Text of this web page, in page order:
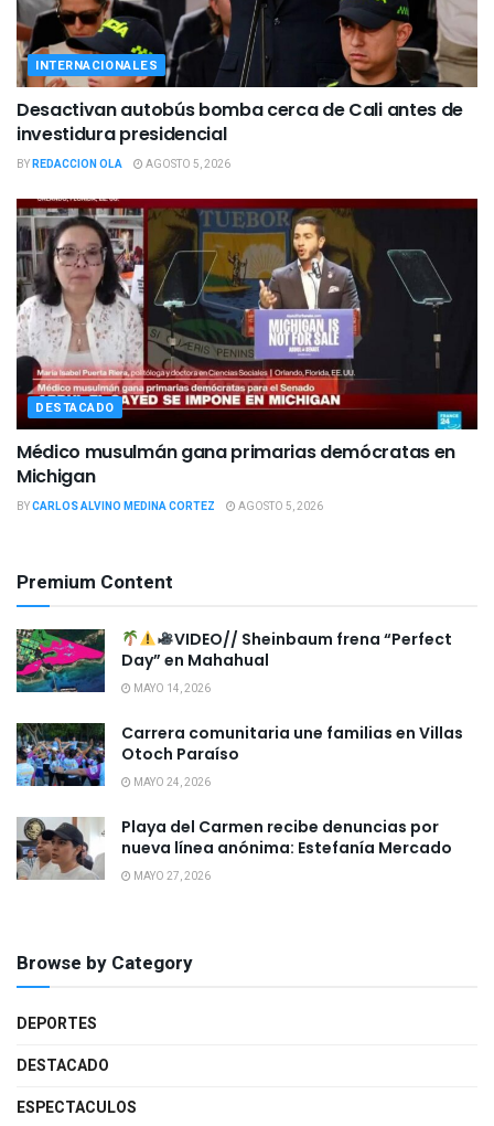
INTERNACIONALES
Desactivan autobús bomba cerca de Cali antes de
investidura presidencial
BYREDACCION OLA AGOSTO 5, 2026
DESTACADO
Médico musulmán gana primarias demócratas en
Michigan
BYCARLOS ALVINO MEDINA CORTEZ AGOSTO 5, 2026
Premium Content
VIDEO// Sheinbaum frena “Perfect
Day” en Mahahual
MAYO 14, 2026
Carrera comunitaria une familias en Villas
Otoch Paraíso
MAYO 24, 2026
Playa del Carmen recibe denuncias por
nueva línea anónima: Estefanía Mercado
MAYO 27, 2026
Browse by Category
DEPORTES
DESTACADO
ESPECTACULOS